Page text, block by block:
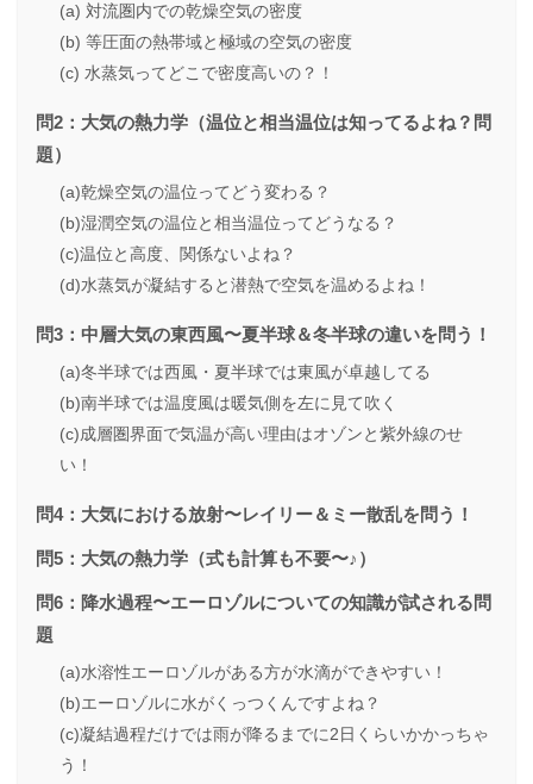
(a) 対流圏内での乾燥空気の密度
(b) 等圧面の熱帯域と極域の空気の密度
(c) 水蒸気ってどこで密度高いの？！
問2：大気の熱力学（温位と相当温位は知ってるよね？問
題）
(a)乾燥空気の温位ってどう変わる？
(b)湿潤空気の温位と相当温位ってどうなる？
(c)温位と高度、関係ないよね？
(d)水蒸気が凝結すると潜熱で空気を温めるよね！
問3：中層大気の東西風〜夏半球＆冬半球の違いを問う！
(a)冬半球では西風・夏半球では東風が卓越してる
(b)南半球では温度風は暖気側を左に見て吹く
(c)成層圏界面で気温が高い理由はオゾンと紫外線のせ
い！
問4：大気における放射〜レイリー＆ミー散乱を問う！
問5：大気の熱力学（式も計算も不要〜♪）
問6：降水過程〜エーロゾルについての知識が試される問
題
(a)水溶性エーロゾルがある方が水滴ができやすい！
(b)エーロゾルに水がくっつくんですよね？
(c)凝結過程だけでは雨が降るまでに2日くらいかかっちゃ
う！